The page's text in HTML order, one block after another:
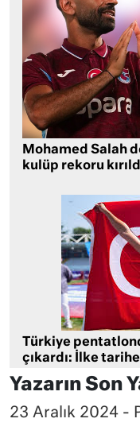
Mohamed Salah
kulüp rekoru
Türkiye
çıkardı: İlke
Yazarın Son
23 Aralık 2024 -